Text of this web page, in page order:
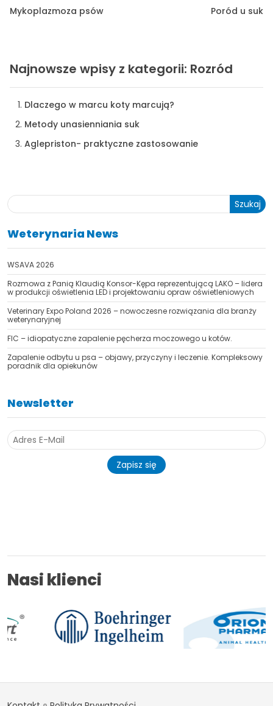
Mykoplazmoza psów Poród u suk
Najnowsze wpisy z kategorii: Rozród
Dlaczego w marcu koty marcują?
Metody unasienniania suk
Aglepriston- praktyczne zastosowanie
Szukaj
Weterynaria News
WSAVA 2026
Rozmowa z Panią Klaudią Konsor-Kępa reprezentującą LAKO – lidera
w produkcji oświetlenia LED i projektowaniu opraw oświetleniowych
Veterinary Expo Poland 2026 – nowoczesne rozwiązania dla branży
weterynaryjnej
FIC – idiopatyczne zapalenie pęcherza moczowego u kotów.
Zapalenie odbytu u psa – objawy, przyczyny i leczenie. Kompleksowy
poradnik dla opiekunów
Newsletter
Zapisz się
Nasi klienci